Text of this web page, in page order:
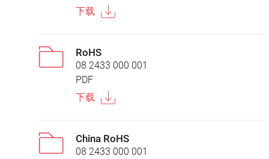
下载
RoHS
08 2433 000 001
PDF
下载
China RoHS
08 2433 000 001